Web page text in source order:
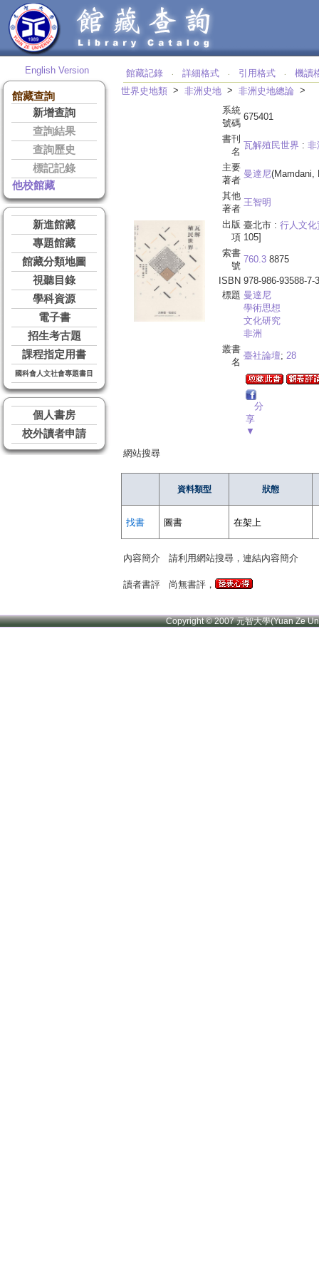
English Version
館藏查詢
新增查詢
查詢結果
查詢歷史
標記記錄
他校館藏
新進館藏
專題館藏
館藏分類地圖
視聽目錄
學科資源
電子書
招生考古題
課程指定用書
國科會人文社會專題書目
個人書房
校外讀者申請
館藏記錄 ‧ 詳細格式 ‧ 引用格式 ‧
機讀
世界史地類 > 非洲史地 > 非洲史地總論 >
系統
號碼
675401
書刊
名
瓦解殖民世界 : 非
主要
著者
曼達尼(Mamdani,
其他
著者
王智明
出版
項
臺北市 : 行人文
105]
索書
號
760.3 8875
ISBN 978-986-93588-7-3
標題 曼達尼
學術思想
文化研究
非洲
叢書
名
臺社論壇; 28
分
享
▼
網站搜尋
資料類型 狀態
找書 圖書 在架上
內容簡介 請利用網站搜尋，連結內容簡介
讀者書評 尚無書評，
Copyright © 2007 元智大學(Yuan Ze